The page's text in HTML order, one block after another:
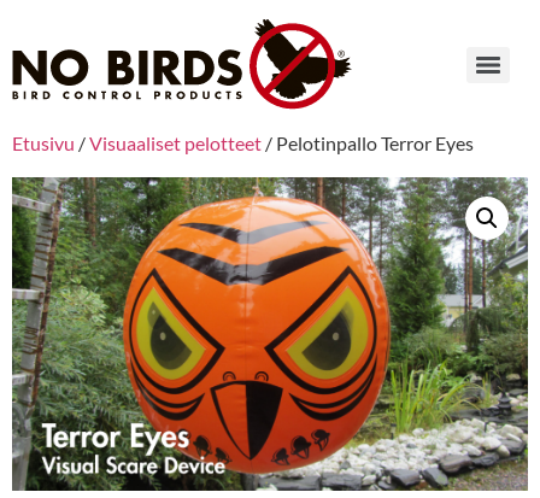
Etusivu /Visuaaliset pelotteet / Pelotinpallo Terror Eyes